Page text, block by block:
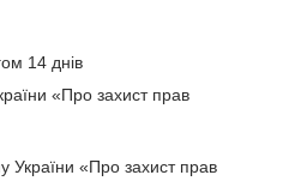
14 днів
«Про захист прав
України «Про захист прав